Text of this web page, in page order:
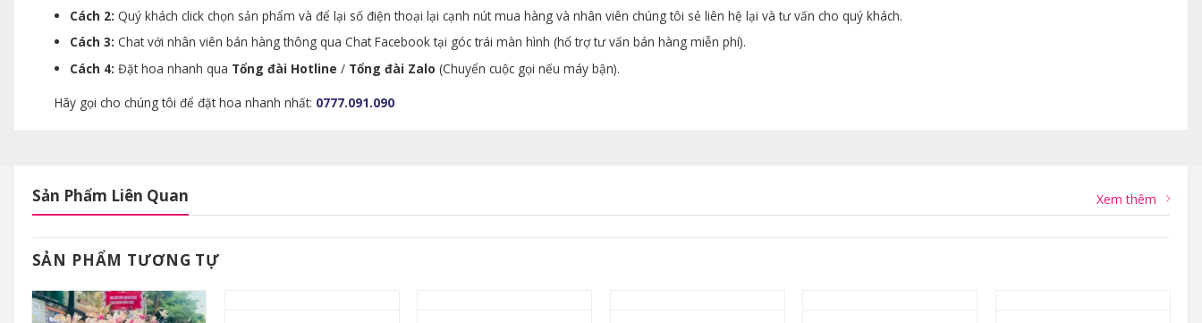
Cách 2: Quý khách click chọn sản phẩm và để lại số điện thoại lại cạnh nút mua hàng và nhân viên chúng tôi sẻ liên hệ lại và tư vấn cho quý khách.
Cách 3: Chat với nhân viên bán hàng thông qua Chat Facebook tại góc trái màn hình (hổ trợ tư vấn bán hàng miễn phí).
Cách 4: Đặt hoa nhanh qua Tổng đài Hotline / Tổng đài Zalo (Chuyển cuộc gọi nếu máy bận).
Hãy gọi cho chúng tôi để đặt hoa nhanh nhất: 0777.091.090
Sản Phẩm Liên Quan Xem thêm
SẢN PHẨM TƯƠNG TỰ